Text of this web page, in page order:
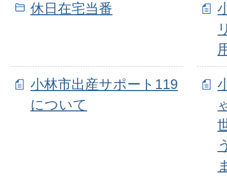
休日在宅当番
小林市出産サポート119
について